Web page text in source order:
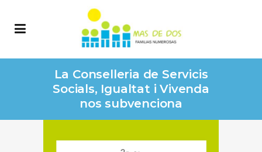
La Conselleria de Servicis
Socials, Igualtat i Vivenda
nos subvenciona